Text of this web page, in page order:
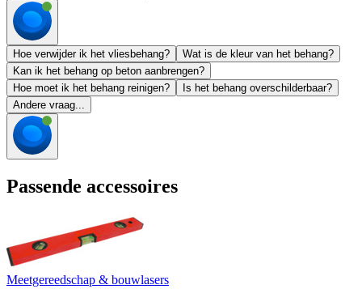
Hoe verwijder ik het vliesbehang?
Wat is de kleur van het behang?
Kan ik het behang op beton aanbrengen?
Hoe moet ik het behang reinigen?
Is het behang overschilderbaar?
Andere vraag...
Passende accessoires
Meetgereedschap & bouwlasers